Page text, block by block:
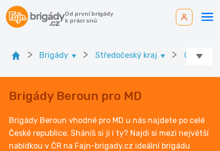
Od první brigády
k práci snů
> Brigády > Středočeský kraj > Ok.
Brigády Beroun pro MD
Brigády Beroun vhodné pro MD u nás najdete po celé
České republice. Sháníš si ji i ty? Najdi si mezi největší
nabídkou v ČR na Fajn-brigady.cz ideální brigádu